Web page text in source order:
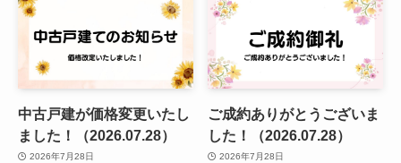
中古戸建が価格変更いたし
ました！（2026.07.28）
2026年7月28日
ご成約ありがとうございま
した！（2026.07.28）
2026年7月28日